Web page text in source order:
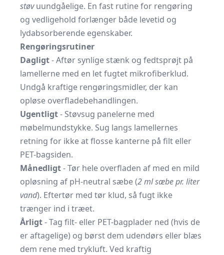
støvuundgåelige. En fast rutine for rengøring
og vedligehold forlænger både levetid og
lydabsorberende egenskaber.
Rengøringsrutiner
Dagligt- Aftør synlige stænk og fedtsprøjt på
lamellerne med en let fugtet mikrofiberklud.
Undgå kraftige rengøringsmidler, der kan
opløse overfladebehandlingen.
Ugentligt- Støvsug panelerne med
møbelmundstykke. Sug langs lamellernes
retning for ikke at flosse kanterne på filt eller
PET-bagsiden.
Månedligt- Tør hele overfladen af med en mild
opløsning af pH-neutral sæbe (2 ml sæbe pr. liter
vand). Eftertør med tør klud, så fugt ikke
trænger ind i træet.
Årligt- Tag filt- eller PET-bagplader ned (hvis de
er aftagelige) og børst dem udendørs eller blæs
dem rene med trykluft. Ved kraftig